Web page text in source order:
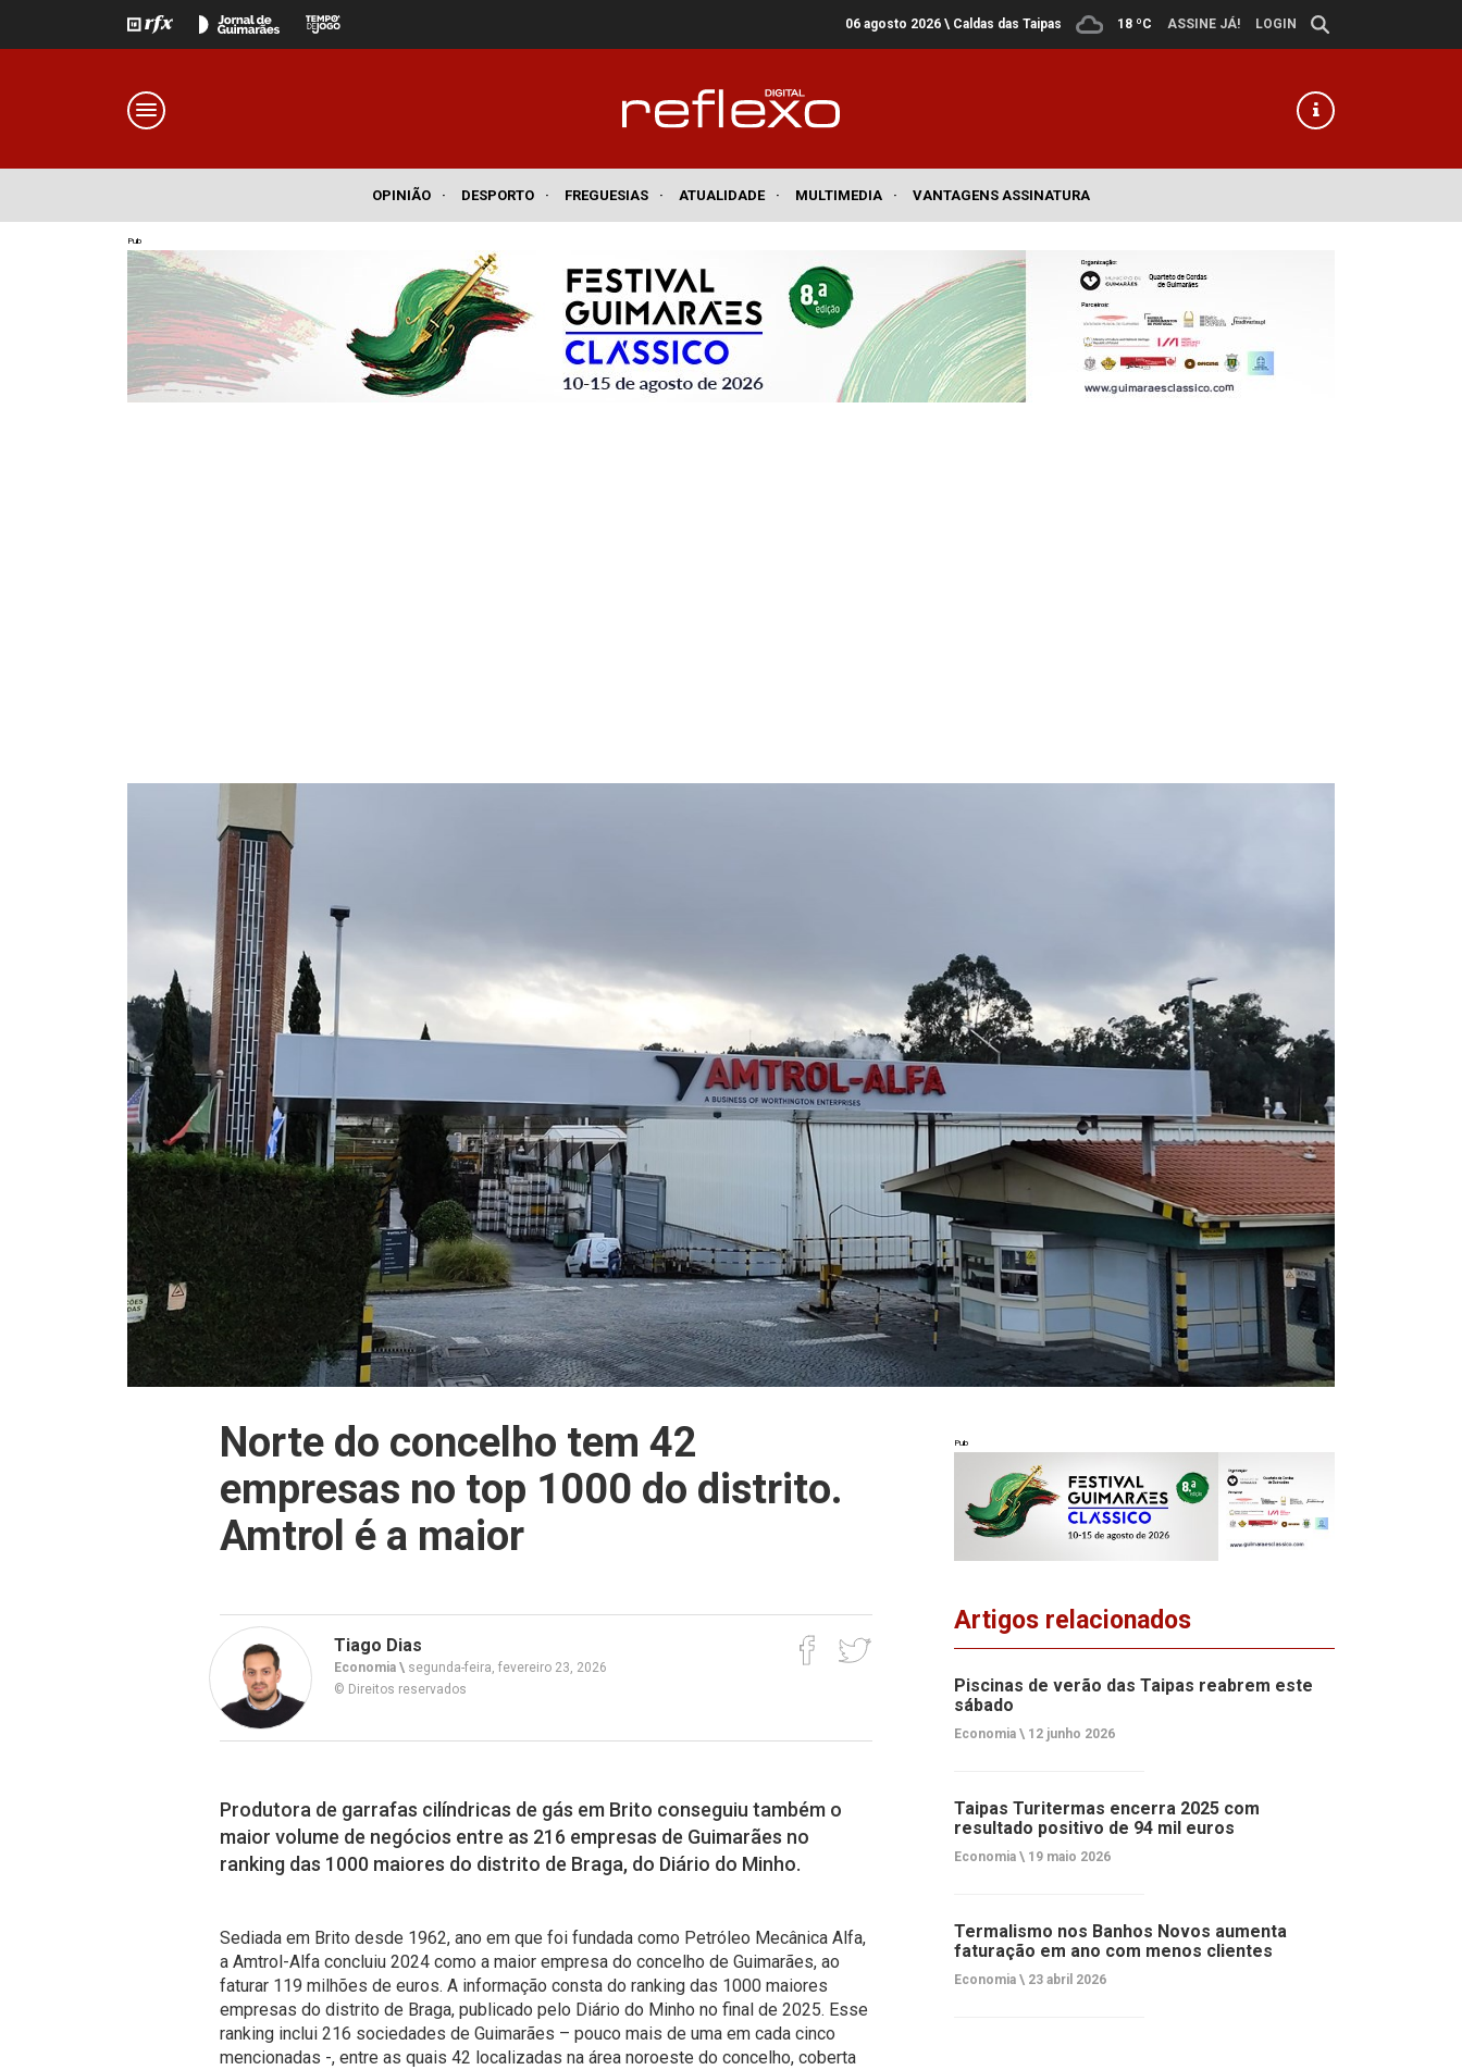
06 agosto 2026 \ Caldas das Taipas 18 ºC ASSINE JÁ! LOGIN
OPINIÃO · DESPORTO · FREGUESIAS · ATUALIDADE · MULTIMEDIA · VANTAGENS ASSINATURA
Pub
Norte do concelho tem 42
empresas no top 1000 do distrito.
Amtrol é a maior
Tiago Dias
Economia \ segunda-feira, fevereiro 23, 2026
© Direitos reservados
Produtora de garrafas cilíndricas de gás em Brito conseguiu também o
maior volume de negócios entre as 216 empresas de Guimarães no
ranking das 1000 maiores do distrito de Braga, do Diário do Minho.
Sediada em Brito desde 1962, ano em que foi fundada como Petróleo Mecânica Alfa,
a Amtrol-Alfa concluiu 2024 como a maior empresa do concelho de Guimarães, ao
faturar 119 milhões de euros. A informação consta do ranking das 1000 maiores
empresas do distrito de Braga, publicado pelo Diário do Minho no final de 2025. Esse
ranking inclui 216 sociedades de Guimarães – pouco mais de uma em cada cinco
mencionadas -, entre as quais 42 localizadas na área noroeste do concelho, coberta
Pub
Artigos relacionados
Piscinas de verão das Taipas reabrem este
sábado
Economia \ 12 junho 2026
Taipas Turitermas encerra 2025 com
resultado positivo de 94 mil euros
Economia \ 19 maio 2026
Termalismo nos Banhos Novos aumenta
faturação em ano com menos clientes
Economia \ 23 abril 2026